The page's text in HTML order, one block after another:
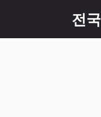
츠
전